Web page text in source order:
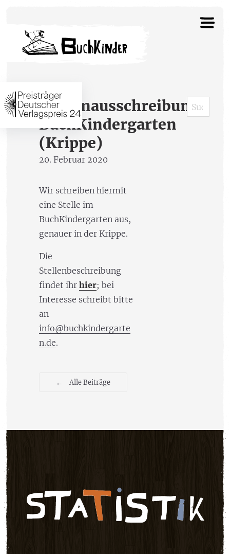
Stellenausschreibung
BuchKindergarten
(Krippe)
20. Februar 2020
Wir schreiben hiermit
eine Stelle im
BuchKindergarten aus,
genauer in der Krippe.
Die
Stellenbeschreibung
findet ihr hier; bei
Interesse schreibt bitte
an
info@buchkindergarte
n.de.
← Alle Beiträge